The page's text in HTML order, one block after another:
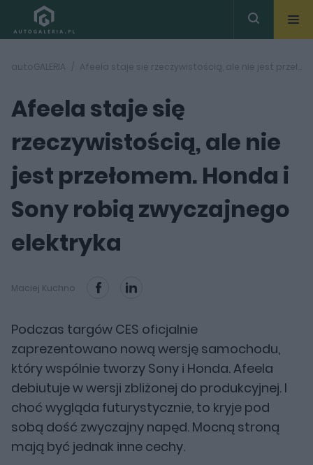
autoGALERIA Afeela staje się rzeczywistością, ale nie jest przełomem. Honda i Sony robią zwyczajnego elektryka
Afeela staje się
rzeczywistością, ale nie
jest przełomem. Honda i
Sony robią zwyczajnego
elektryka
Maciej Kuchno
Podczas targów CES oficjalnie
zaprezentowano nową wersję samochodu,
który wspólnie tworzy Sony i Honda. Afeela
debiutuje w wersji zbliżonej do produkcyjnej. I
choć wygląda futurystycznie, to kryje pod
sobą dość zwyczajny napęd. Mocną stroną
mają być jednak inne cechy.